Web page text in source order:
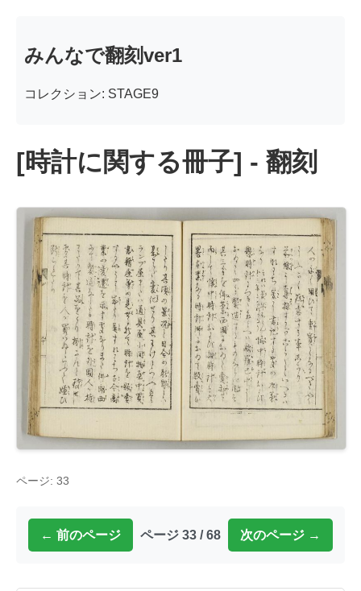
みんなで翻刻ver1
コレクション: STAGE9
[時計に関する冊子] - 翻刻
ページ: 33
← 前のページ ページ 33 / 68 次のページ →